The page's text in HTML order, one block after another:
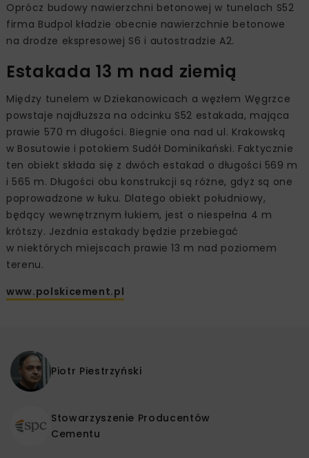
Oprócz budowy nawierzchni betonowej w tunelach S52
firma Budpol kładzie obecnie nawierzchnie betonowe
na drodze ekspresowej S6 i autostradzie A2.
Estakada 13 m nad ziemią
Między tunelem w Dziekanowicach a węzłem Węgrzce
powstaje najdłuższa na odcinku S52 estakada, mająca
prawie 570 m długości. Biegnie ona nad ul. Krakowską
w Bosutowie i potokiem Sudół Dominikański. Faktycznie
ten obiekt składa się z dwóch estakad o długości 569 m
i 565 m. Długości obu konstrukcji są różne, gdyż są one
poprowadzone w łuku. Dlatego obiekt południowy,
będący wewnętrznym łukiem, jest o niespełna 4 m
krótszy. Jezdnia estakady będzie przebiegać
w niektórych miejscach prawie 13 m nad poziomem
terenu.
www.polskicement.pl
Piotr Piestrzyński
Stowarzyszenie Producentów
Cementu